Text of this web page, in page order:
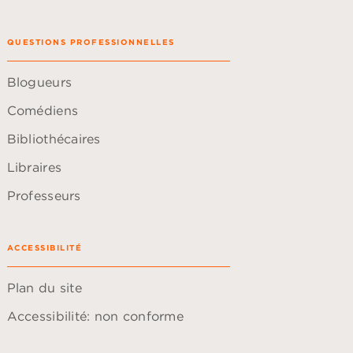
QUESTIONS PROFESSIONNELLES
Blogueurs
Comédiens
Bibliothécaires
Libraires
Professeurs
ACCESSIBILITÉ
Plan du site
Accessibilité: non conforme